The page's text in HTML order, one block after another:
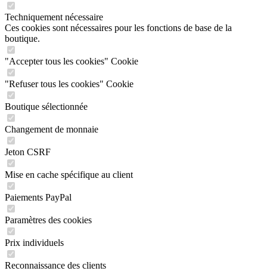
Techniquement nécessaire
Ces cookies sont nécessaires pour les fonctions de base de la
boutique.
"Accepter tous les cookies" Cookie
"Refuser tous les cookies" Cookie
Boutique sélectionnée
Changement de monnaie
Jeton CSRF
Mise en cache spécifique au client
Paiements PayPal
Paramètres des cookies
Prix individuels
Reconnaissance des clients